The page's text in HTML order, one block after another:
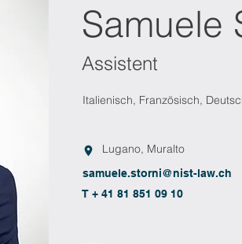
Samuele
Assistent
Italienisch, Französisch,
Lugano, Muralto
samuele.storni@nist-law.ch
T + 41 81 851 09 10